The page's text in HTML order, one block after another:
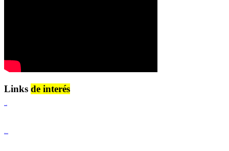
Links de interés